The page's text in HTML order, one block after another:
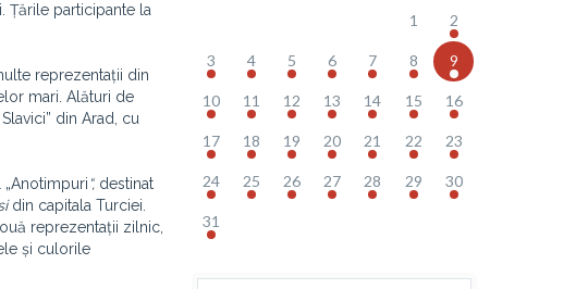
Țările participante la
reprezentații din
mari. Alături de
din Arad, cu
“, destinat
din capitala Turciei.
reprezentații zilnic,
și culorile
1 2
3 4 5 6 7 8 9
10 11 12 13 14 15 16
17 18 19 20 21 22 23
24 25 26 27 28 29 30
31